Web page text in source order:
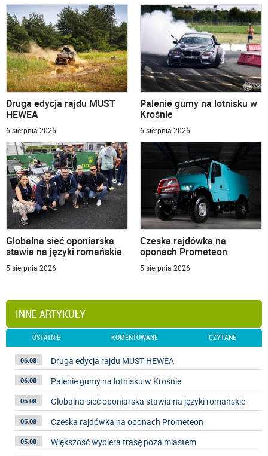
Druga edycja rajdu MUST
HEWEA
6 sierpnia 2026
Palenie gumy na lotnisku w
Krośnie
6 sierpnia 2026
Globalna sieć oponiarska
stawia na języki romańskie
5 sierpnia 2026
Czeska rajdówka na
oponach Prometeon
5 sierpnia 2026
INNE ARTYKUŁY
OSTATNIE KOMENTOWANE CZYTANE
06.08 Druga edycja rajdu MUST HEWEA
06.08 Palenie gumy na lotnisku w Krośnie
05.08 Globalna sieć oponiarska stawia na języki romańskie
05.08 Czeska rajdówka na oponach Prometeon
05.08 Większość wybiera trasę poza miastem